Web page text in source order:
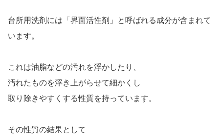
台所用洗剤には「界面活性剤」と呼ばれる成分が含まれて
います。
これは油脂などの汚れを浮かしたり、
汚れたものを浮き上がらせて細かくし
取り除きやすくする性質を持っています。
その性質の結果として